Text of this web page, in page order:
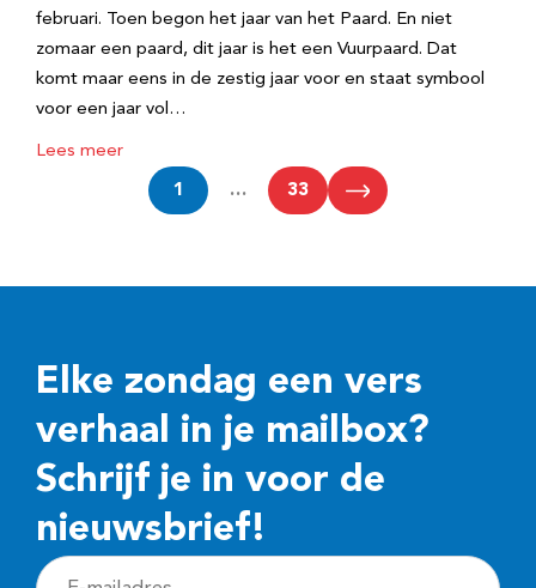
februari. Toen begon het jaar van het Paard. En niet
zomaar een paard, dit jaar is het een Vuurpaard. Dat
komt maar eens in de zestig jaar voor en staat symbool
voor een jaar vol…
Lees meer
1 … 33
Elke zondag een vers
verhaal in je mailbox?
Schrijf je in voor de
nieuwsbrief!
E